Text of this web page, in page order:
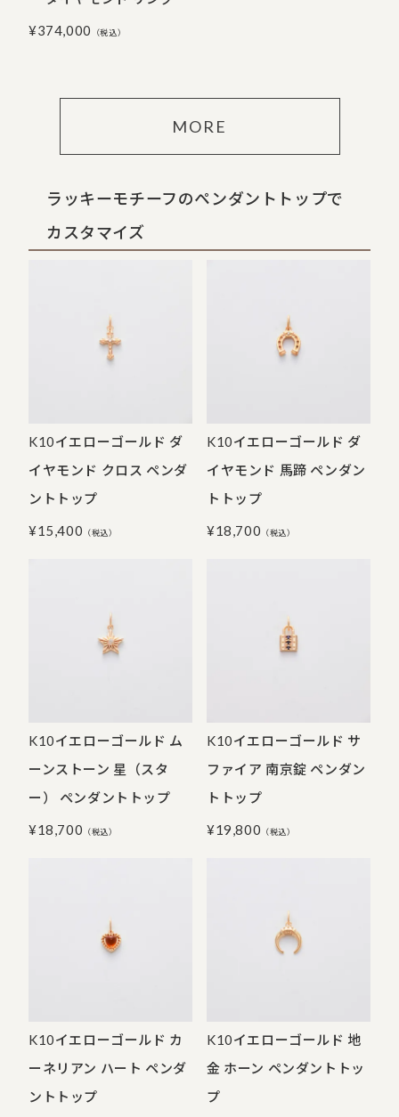
¥374,000 （税込）
MORE
ラッキーモチーフのペンダントトップで
カスタマイズ
K10イエローゴールド ダ
イヤモンド クロス ペンダ
ントトップ
¥15,400 （税込）
K10イエローゴールド ダ
イヤモンド 馬蹄 ペンダン
トトップ
¥18,700 （税込）
K10イエローゴールド ム
ーンストーン 星（スタ
ー） ペンダントトップ
¥18,700 （税込）
K10イエローゴールド サ
ファイア 南京錠 ペンダン
トトップ
¥19,800 （税込）
K10イエローゴールド カ
ーネリアン ハート ペンダ
ントトップ
K10イエローゴールド 地
金 ホーン ペンダントトッ
プ